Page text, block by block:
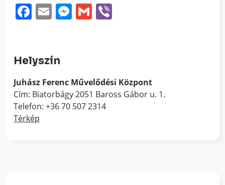
Facebook
EmailMessenger
Gmail
Helyszín
Juhász Ferenc Művelődési Központ
Cím: Biatorbágy 2051 Baross Gábor u. 1.
Telefon: +36 70 507 2314
Térkép